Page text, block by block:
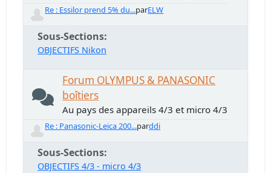
Re : Essilor prend 5% du...parELW
Sous-Sections
OBJECTIFS Nikon
Forum OLYMPUS & PANASONIC
boîtiers
Au pays des appareils 4/3 et micro 4/3
Re : Panasonic-Leica 200...parddi
Sous-Sections
OBJECTIFS 4/3 - micro 4/3